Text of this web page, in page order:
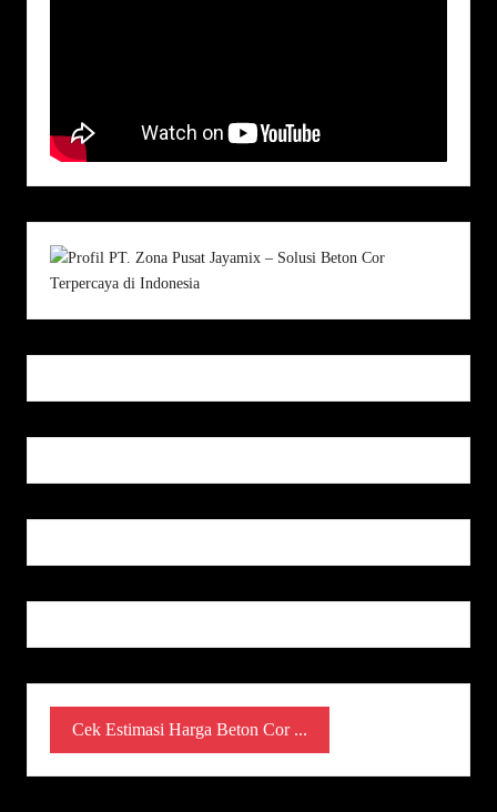
Cek Estimasi Harga Beton Cor ...